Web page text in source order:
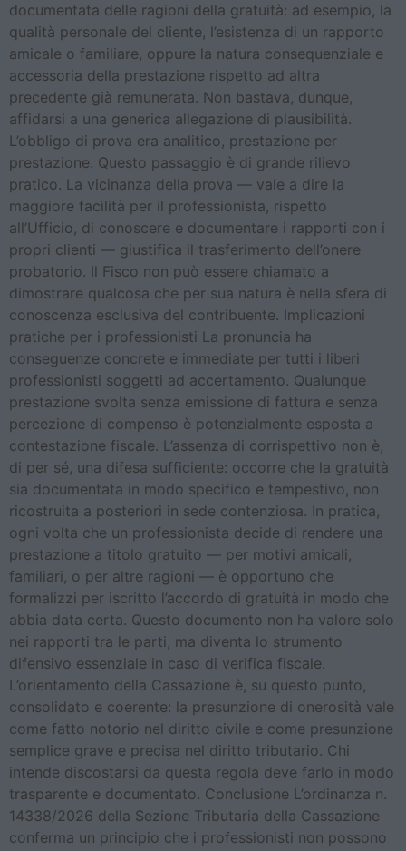
documentata delle ragioni della gratuità: ad esempio, la
qualità personale del cliente, l’esistenza di un rapporto
amicale o familiare, oppure la natura consequenziale e
accessoria della prestazione rispetto ad altra
precedente già remunerata. Non bastava, dunque,
affidarsi a una generica allegazione di plausibilità.
L’obbligo di prova era analitico, prestazione per
prestazione. Questo passaggio è di grande rilievo
pratico. La vicinanza della prova — vale a dire la
maggiore facilità per il professionista, rispetto
all’Ufficio, di conoscere e documentare i rapporti con i
propri clienti — giustifica il trasferimento dell’onere
probatorio. Il Fisco non può essere chiamato a
dimostrare qualcosa che per sua natura è nella sfera di
conoscenza esclusiva del contribuente. Implicazioni
pratiche per i professionisti La pronuncia ha
conseguenze concrete e immediate per tutti i liberi
professionisti soggetti ad accertamento. Qualunque
prestazione svolta senza emissione di fattura e senza
percezione di compenso è potenzialmente esposta a
contestazione fiscale. L’assenza di corrispettivo non è,
di per sé, una difesa sufficiente: occorre che la gratuità
sia documentata in modo specifico e tempestivo, non
ricostruita a posteriori in sede contenziosa. In pratica,
ogni volta che un professionista decide di rendere una
prestazione a titolo gratuito — per motivi amicali,
familiari, o per altre ragioni — è opportuno che
formalizzi per iscritto l’accordo di gratuità in modo che
abbia data certa. Questo documento non ha valore solo
nei rapporti tra le parti, ma diventa lo strumento
difensivo essenziale in caso di verifica fiscale.
L’orientamento della Cassazione è, su questo punto,
consolidato e coerente: la presunzione di onerosità vale
come fatto notorio nel diritto civile e come presunzione
semplice grave e precisa nel diritto tributario. Chi
intende discostarsi da questa regola deve farlo in modo
trasparente e documentato. Conclusione L’ordinanza n.
14338/2026 della Sezione Tributaria della Cassazione
conferma un principio che i professionisti non possono